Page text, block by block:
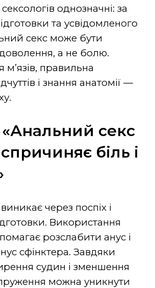
однозначні: за
та усвідомленого
секс може бути
а не болю.
м’язів, правильна
і знання анатомії —
секс
біль і
через поспіх і
Використання
розслабити анус і
сфінктера. Завдяки
судин і зменшення
можна уникнути